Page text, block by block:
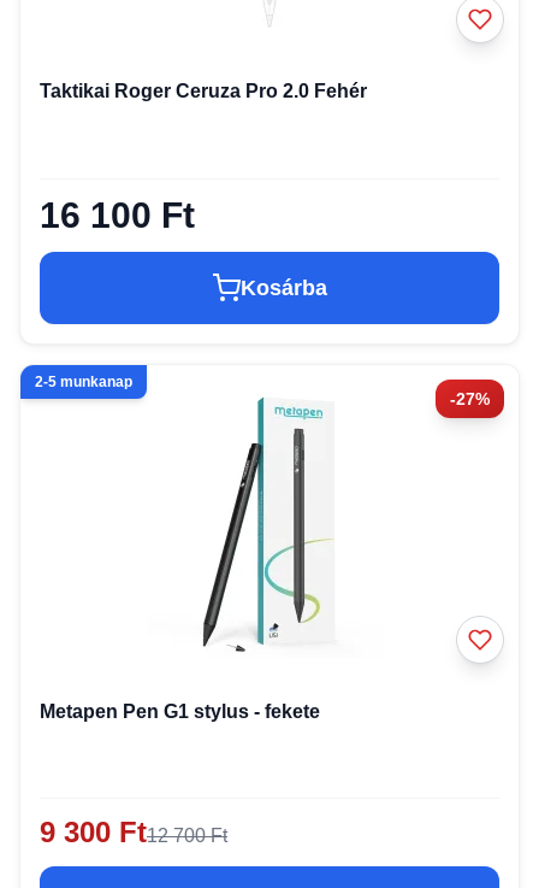
Taktikai Roger Ceruza Pro 2.0 Fehér
16 100 Ft
Kosárba
-27%
2-5 munkanap
Metapen Pen G1 stylus - fekete
9 300 Ft12 700 Ft